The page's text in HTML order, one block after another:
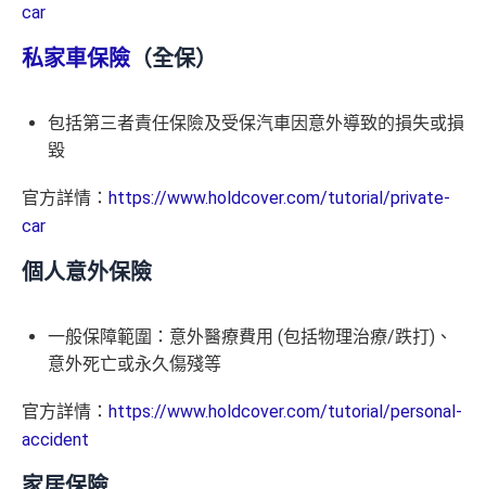
car
私家車保險 （全保）
包括第三者責任保險及受保汽車因意外導致的損失或損
毀
官方詳情： https://www.holdcover.com/tutorial/private-
car
個人意外保險
一般保障範圍： 意外醫療費用 (包括物理治療/跌打)、
意外死亡或永久傷殘等
官方詳情： https://www.holdcover.com/tutorial/personal-
accident